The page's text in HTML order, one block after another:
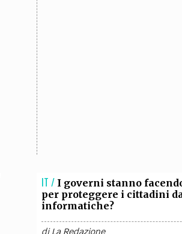
IT / I governi stanno
per proteggere i cittadini
informatiche?
diLa Redazione